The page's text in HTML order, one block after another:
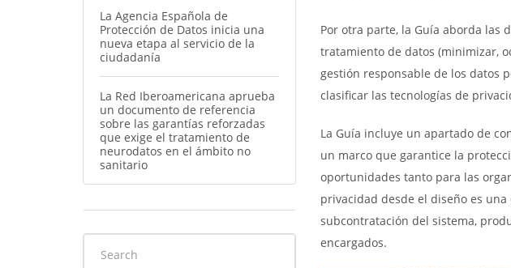
Por otra parte, la Guía aborda las
tratamiento de datos (minimizar,
gestión responsable de los datos
clasificar las tecnologías de
La Guía incluye un apartado de
un marco que garantice la
oportunidades tanto para las
privacidad desde el diseño es
subcontratación del sistema,
encargados.
La Agencia Española de
Protección de Datos inicia una
nueva etapa al servicio de la
ciudadanía
La Red Iberoamericana aprueba
un documento de referencia
sobre las garantías reforzadas
que exige el tratamiento de
neurodatos en el ámbito no
sanitario